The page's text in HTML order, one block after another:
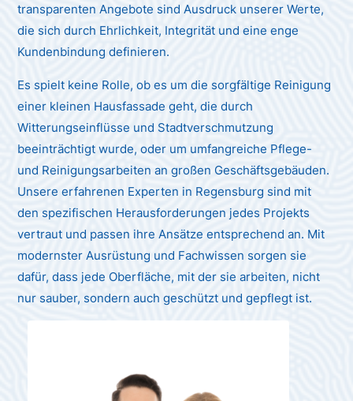
transparenten Angebote sind Ausdruck unserer Werte,
die sich durch Ehrlichkeit, Integrität und eine enge
Kundenbindung definieren.
Es spielt keine Rolle, ob es um die sorgfältige Reinigung
einer kleinen Hausfassade geht, die durch
Witterungseinflüsse und Stadtverschmutzung
beeinträchtigt wurde, oder um umfangreiche Pflege-
und Reinigungsarbeiten an großen Geschäftsgebäuden.
Unsere erfahrenen Experten in Regensburg sind mit
den spezifischen Herausforderungen jedes Projekts
vertraut und passen ihre Ansätze entsprechend an. Mit
modernster Ausrüstung und Fachwissen sorgen sie
dafür, dass jede Oberfläche, mit der sie arbeiten, nicht
nur sauber, sondern auch geschützt und gepflegt ist.